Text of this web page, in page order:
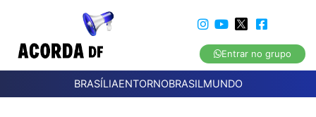
Entrar no grupo
BRASÍLIAENTORNOBRASILMUNDO